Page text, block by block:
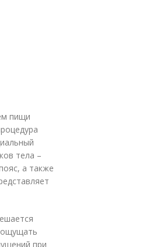
пищи
тела –
а также
ощущать
при